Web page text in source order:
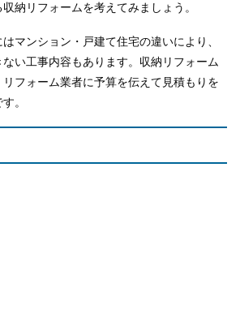
納リフォームを考えてみましょう。
マンション・戸建て住宅の違いにより、
い工事内容もあります。収納リフォーム
フォーム業者に予算を伝えて見積もりを
。